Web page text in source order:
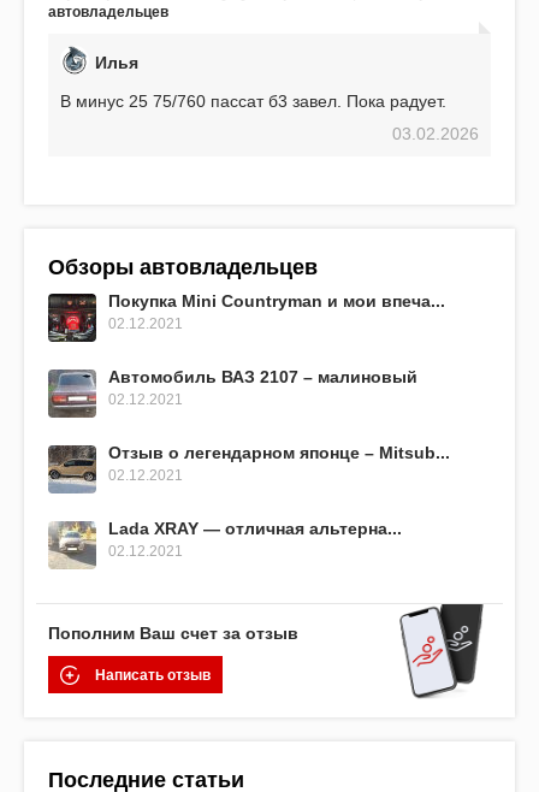
превосходит предыдущую модель.
автовладельцев
Илья
В минус 25 75/760 пассат б3 завел. Пока радует.
03.02.2026
Обзоры автовладельцев
Покупка Mini Countryman и мои впеча...
02.12.2021
Автомобиль ВАЗ 2107 – малиновый
02.12.2021
Отзыв о легендарном японце – Mitsub...
02.12.2021
Lada XRAY — отличная альтерна...
02.12.2021
Пополним Ваш счет за отзыв
Написать отзыв
Последние статьи